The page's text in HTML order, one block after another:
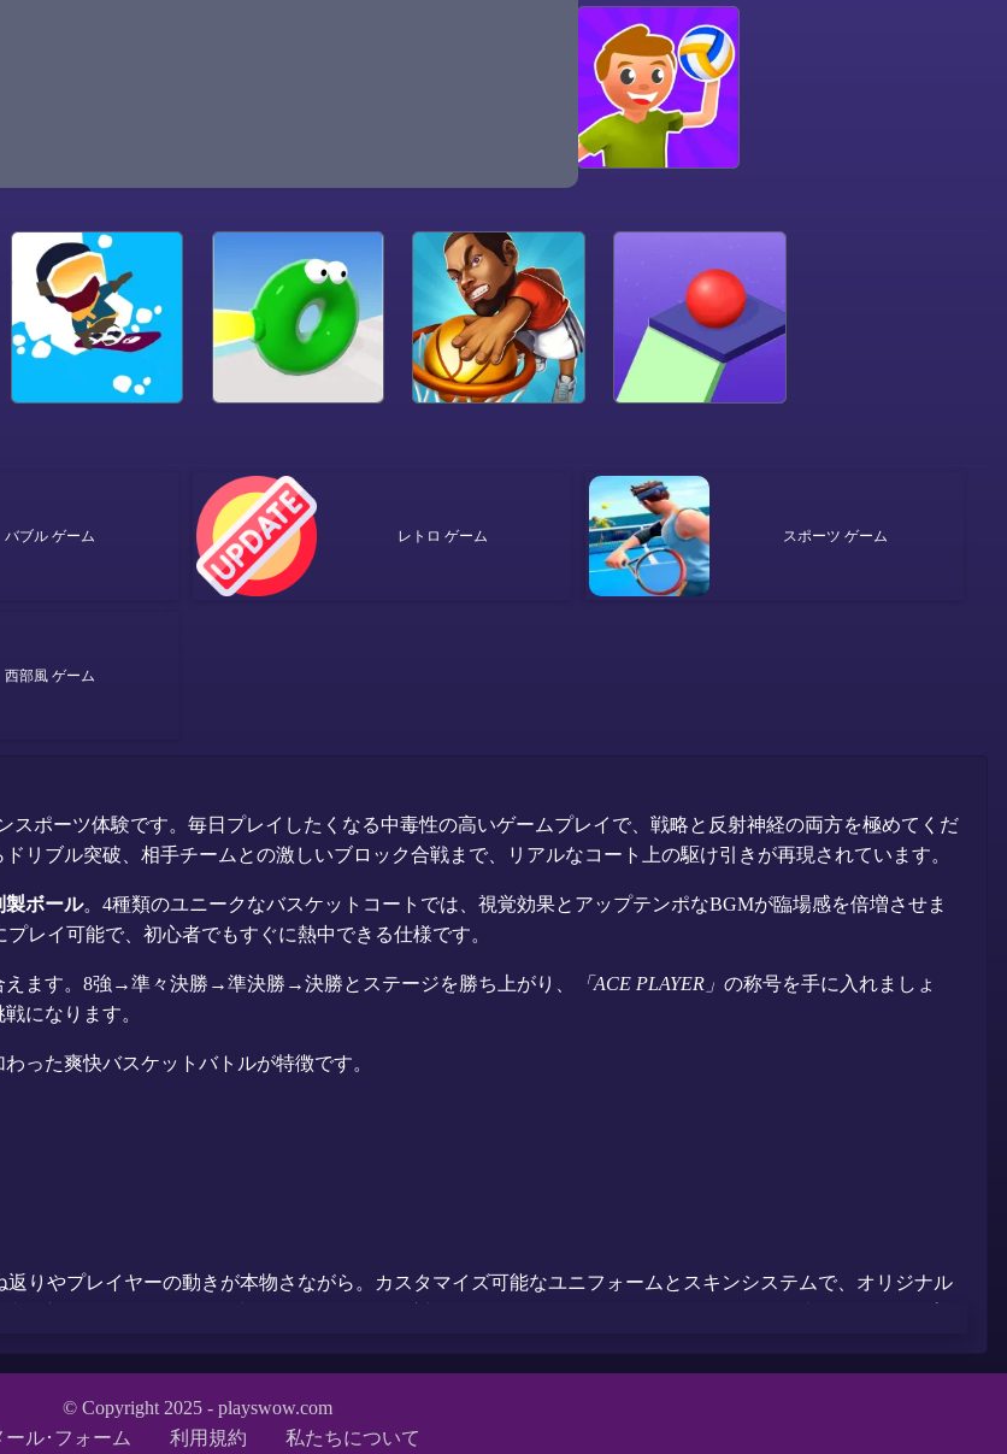
バブル ゲーム レトロ ゲーム スポーツ ゲーム
西部風 ゲーム
スポーツ体験です。毎日プレイしたくなる中毒性の高いゲームプレイで、戦略と反射神経の両方を極めてくだ
リブル突破、相手チームとの激しいブロック合戦まで、リアルなコート上の駆け引きが再現されています。
製ボール。4種類のユニークなバスケットコートでは、視覚効果とアップテンポなBGMが臨場感を倍増させま
レイ可能で、初心者でもすぐに熱中できる仕様です。
ます。8強→準々決勝→準決勝→決勝とステージを勝ち上がり、 「ACE PLAYER」 の称号を手に入れましょ
になります。
った爽快バスケットバトルが特徴です。
りやプレイヤーの動きが本物さながら。カスタマイズ可能なユニフォームとスキンシステムで、オリジナル
新鮮なコンテンツが追加され、Google SEO対策として「オンラインバスケットボール 無料」「マルチプレ
を体感してください！
© Copyright 2025 - playswow.com
ール･フォーム
利用規約 私たちについて